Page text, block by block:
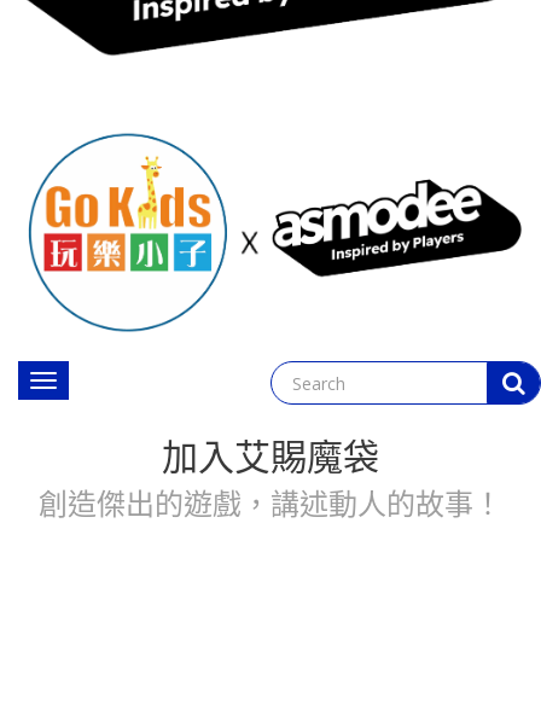
Toggle
navigation
加入艾賜魔袋
創造傑出的遊戲，講述動人的故事！